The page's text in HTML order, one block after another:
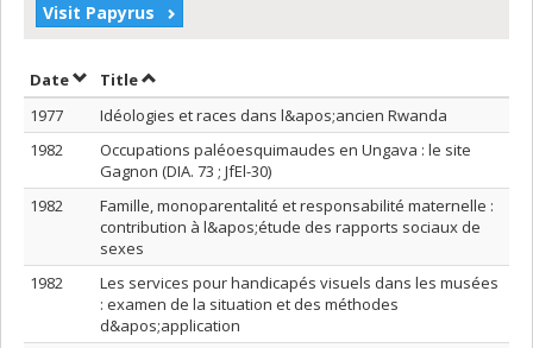
Visit Papyrus
DateSort by date in ascending order
TitleSort by title in ascending order
1977
Idéologies et races dans l&apos;ancien Rwanda
1982
Occupations paléoesquimaudes en Ungava : le site
Gagnon (DIA. 73 ; JfEl-30)
1982
Famille, monoparentalité et responsabilité maternelle :
contribution à l&apos;étude des rapports sociaux de
sexes
1982
Les services pour handicapés visuels dans les musées
: examen de la situation et des méthodes
d&apos;application